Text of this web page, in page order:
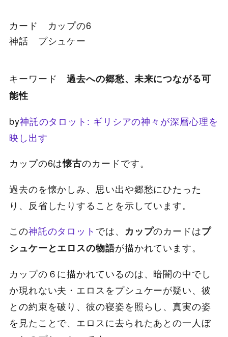
カード カップの6
神話 プシュケー
キーワード過去への郷愁、未来につながる可
能性
by神託のタロット: ギリシアの神々が深層心理を
映し出す
カップの6は懐古のカードです。
過去のを懐かしみ、思い出や郷愁にひたった
り、反省したりすることを示しています。
この神託のタロット では、 カップのカードはプ
シュケーとエロスの物語が描かれています。
カップの６に描かれているのは、暗闇の中でし
か現れない夫・エロスをプシュケーが疑い、彼
との約束を破り、彼の寝姿を照らし、真実の姿
を見たことで、エロスに去られたあとの一人ぼ